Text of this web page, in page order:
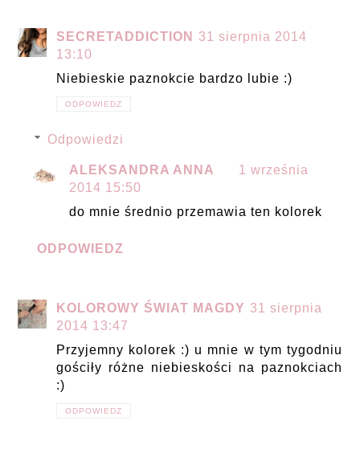
SECRETADDICTION
31 sierpnia 2014
13:10
Niebieskie paznokcie bardzo lubie :)
ODPOWIEDZ
Odpowiedzi
ALEKSANDRA ANNA
1 września
2014 15:50
do mnie średnio przemawia ten kolorek
ODPOWIEDZ
KOLOROWY ŚWIAT MAGDY 31 sierpnia
2014 13:47
Przyjemny kolorek :) u mnie w tym tygodniu
gościły różne niebieskości na paznokciach
:)
ODPOWIEDZ